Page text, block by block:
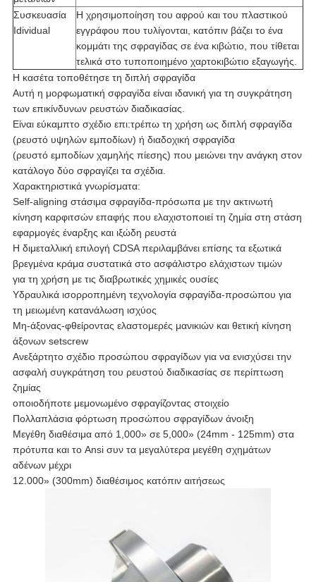
Συσκευασία
Idividual
Η χρησιμοποίηση του αφρού και του πλαστικού
εγγράφου που τυλίγονται, κατόπιν βάζει το ένα
κομμάτι της σφραγίδας σε ένα κιβώτιο, που τίθεται
τελικά στο τυποποιημένο χαρτοκιβώτιο εξαγωγής.
Η κασέτα τοποθέτησε τη διπλή σφραγίδα
Αυτή η μορφωματική σφραγίδα είναι ιδανική για τη συγκράτηση
των επικίνδυνων ρευστών διαδικασίας.
Είναι εύκαμπτο σχέδιο επι:τρέπω τη χρήση ως διπλή σφραγίδα
(ρευστό υψηλών εμποδίων) ή διαδοχική σφραγίδα
(ρευστό εμποδίων χαμηλής πίεσης) που μειώνει την ανάγκη στον
κατάλογο δύο σφραγίζει τα σχέδια.
Χαρακτηριστικά γνωρίσματα:
Self-aligning στάσιμα σφραγίδα-πρόσωπα με την ακτινωτή
κίνηση καρφιτσών επαφής που ελαχιστοποιεί τη ζημία στη στάση
εφαρμογές έναρξης και ιξώδη ρευστά
Η διμεταλλική επιλογή CDSA περιλαμβάνει επίσης τα εξωτικά
βρεγμένα κράμα συστατικά στο ασφάλιστρο ελάχιστων τιμών
για τη χρήση με τις διαβρωτικές χημικές ουσίες
Υδραυλικά ισορροπημένη τεχνολογία σφραγίδα-προσώπου για
τη μειωμένη κατανάλωση ισχύος
Μη-άξονας-φθείροντας ελαστομερές μανικιών και θετική κίνηση
άξονων setscrew
Ανεξάρτητο σχέδιο προσώπου σφραγίδων για να ενισχύσει την
ασφαλή συγκράτηση του ρευστού διαδικασίας σε περίπτωση
ζημίας
οποιοδήποτε μεμονωμένο σφραγίζοντας στοιχείο
Πολλαπλάσια φόρτωση προσώπου σφραγίδων άνοιξη
Μεγέθη διαθέσιμα από 1,000» σε 5,000» (24mm - 125mm) στα
πρότυπα και το Ansi συν τα μεγαλύτερα μεγέθη σχημάτων
αδένων μέχρι
12.000» (300mm) διαθέσιμος κατόπιν αιτήσεως